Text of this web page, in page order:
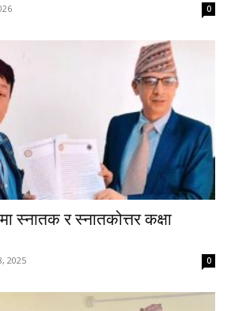
0
स्नातक र स्नातकोत्तर कक्षा
2025 0